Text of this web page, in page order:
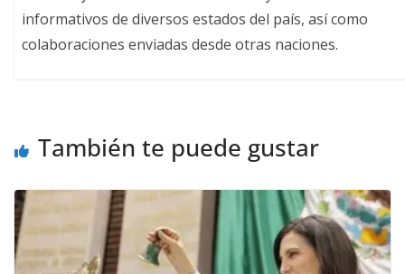
informativos de diversos estados del país, así como
colaboraciones enviadas desde otras naciones.
También te puede gustar